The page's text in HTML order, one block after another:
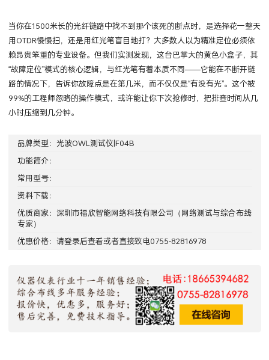
当你在1500米长的光纤链路中找不到那个该死的断点时，是选择花一整天
用OTDR慢慢扫，还是用红光笔盲目地打？大多数人以为精准定位必须依
赖昂贵笨重的专业设备。但我们实测发现，这台巴掌大的黄色小盒子，其
“故障定位”模式的核心逻辑，与红光笔有着本质不同——它能在不断开链
路的情况下，告诉你故障点是在第几米，而不仅仅是“有没有光”。这个被
99%的工程师忽略的操作模式，或许能让你下次抢修时，把排查时间从几
小时压缩到几分钟。
品牌类型： 光波OWL测试仪|F04B
功能简介：
常用型号：
资料下载：
优质商家： 深圳市福欣智能网络科技有限公司 （网络测试与综合布线
专家）
优惠价格：请登录后查看或者直接致电0755-82816978